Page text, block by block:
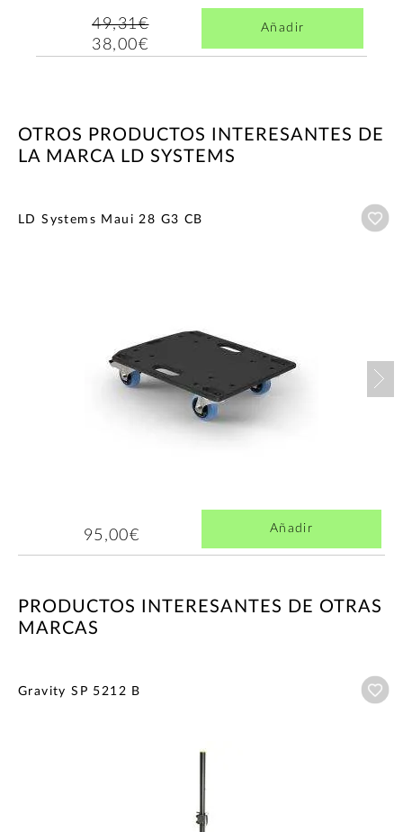
49,31€
38,00€
Añadir
OTROS PRODUCTOS INTERESANTES DE
LA MARCA LD SYSTEMS
LD Systems Maui 28 G3 CB
95,00€ Añadir
PRODUCTOS INTERESANTES DE OTRAS
MARCAS
Gravity SP 5212 B